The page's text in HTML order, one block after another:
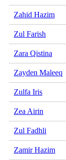
Zahid Hazim
Zul Farish
Zara Qistina
Zayden Maleeq
Zulfa Iris
Zea Airin
Zul Fadhli
Zamir Hazim